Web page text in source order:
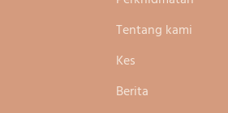
Tentang kami
Kes
Berita